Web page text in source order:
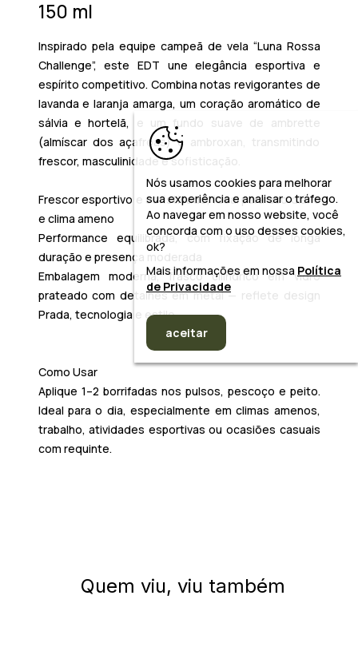
150 ml
Inspirado pela equipe campeã de vela “Luna Rossa
Challenge”, este EDT une elegância esportiva e
espírito competitivo. Combina notas revigorantes de
lavanda e laranja amarga, um coração aromático de
sálvia e hortelã, e um fundo suave de ambrette
(almíscar dos açafroas) e ambroxan, transmitindo
frescor, masculinidade e sofisticação.
Frescor esportivo e sofisticado, ideal para uso diário
e clima ameno
Performance equilibrada, com fixação de longa
duração e presença moderada
Embalagem moderna, frasco cilíndrico em vidro
prateado com detalhes em metal — reflete design
Prada, tecnologia e estilo.
Como Usar
Aplique 1–2 borrifadas nos pulsos, pescoço e peito.
Ideal para o dia, especialmente em climas amenos,
trabalho, atividades esportivas ou ocasiões casuais
com requinte.
Quem viu, viu também
Nós usamos cookies para melhorar
sua experiência e analisar o tráfego.
Ao navegar em nosso website, você
concorda com o uso desses cookies,
ok?
Mais informações em nossa Política
de Privacidade
aceitar